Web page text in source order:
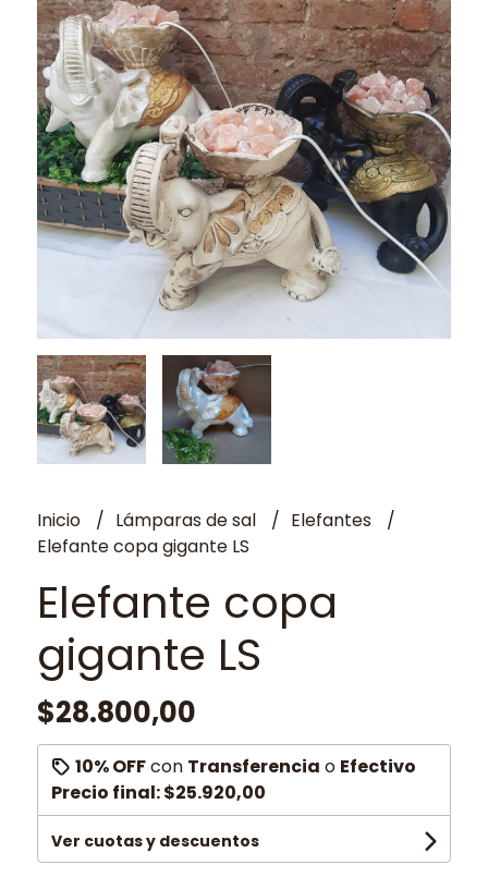
Inicio Lámparas de sal
Elefantes
Elefante copa gigante LS
Elefante copa
gigante LS
$28.800,00
10% OFFcon Transferencia o Efectivo
Precio final:$25.920,00
Ver cuotas y descuentos